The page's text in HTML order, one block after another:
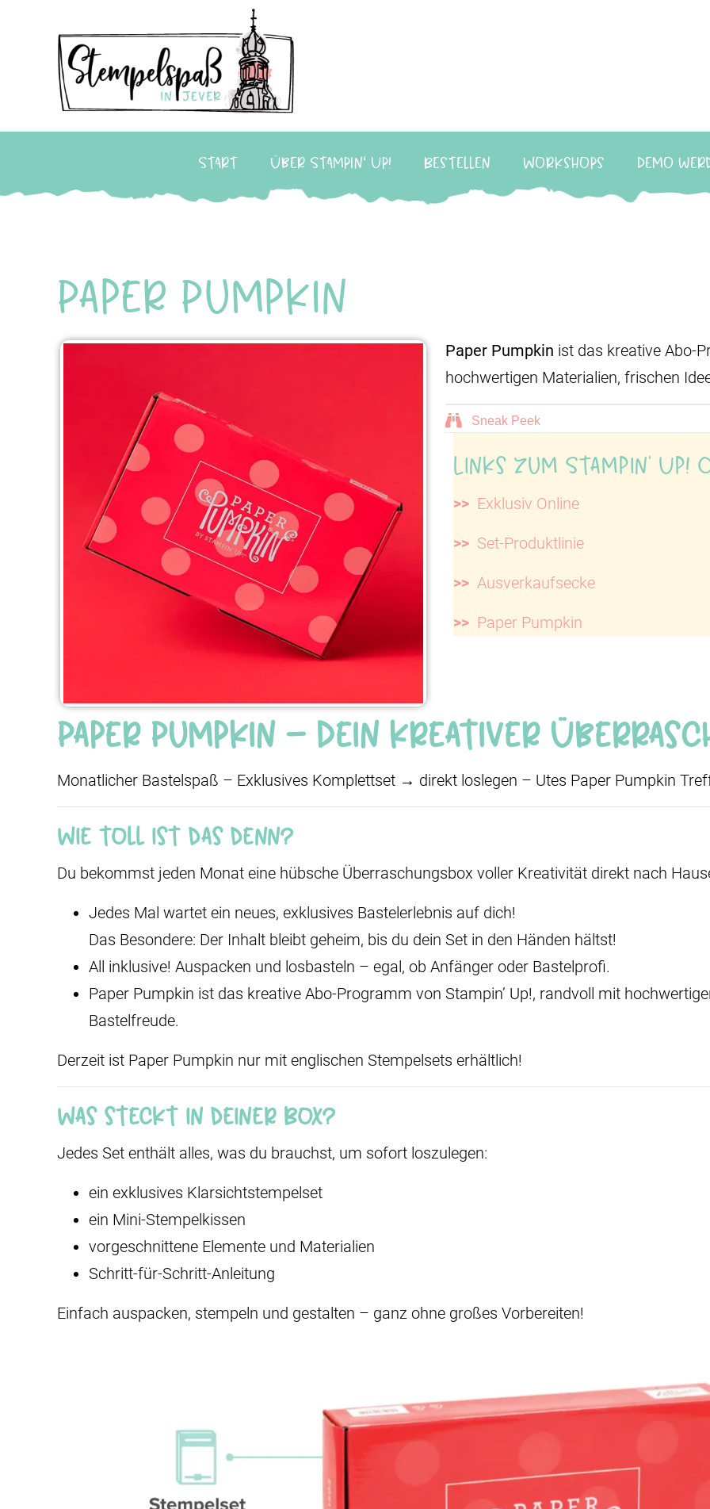
Start Über Stampin‘ Up! Bestellen Workshops Demo
Paper Pumpkin
Paper Pumpkin ist das kreative Abo-
hochwertigen Materialien, frischen
Sneak Peek
Links zum Stampin' Up!
>> Exklusiv Online
>> Set-Produktlinie
>> Ausverkaufsecke
>> Paper Pumpkin
Paper Pumpkin – Dein kreativer
Monatlicher Bastelspaß – Exklusives Komplettset → direkt loslegen – Utes Paper Pumpkin
Wie toll ist das denn?
Du bekommst jeden Monat eine hübsche Überraschungsbox voller Kreativität direkt nach
Jedes Mal wartet ein neues, exklusives Bastelerlebnis auf dich!
Das Besondere: Der Inhalt bleibt geheim, bis du dein Set in den Händen hältst!
All inklusive! Auspacken und losbasteln – egal, ob Anfänger oder Bastelprofi.
Paper Pumpkin ist das kreative Abo-Programm von Stampin’ Up!, randvoll mit
Bastelfreude.
Derzeit ist Paper Pumpkin nur mit englischen Stempelsets erhältlich!
Was steckt in deiner Box?
Jedes Set enthält alles, was du brauchst, um sofort loszulegen:
ein exklusives Klarsichtstempelset
ein Mini-Stempelkissen
vorgeschnittene Elemente und Materialien
Schritt-für-Schritt-Anleitung
Einfach auspacken, stempeln und gestalten – ganz ohne großes Vorbereiten!